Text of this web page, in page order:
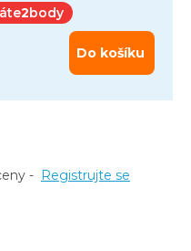
2body
Do košíku
- Registrujte se